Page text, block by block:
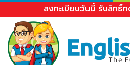
ลงทะเบียนวันนี้ รับสิทธิ์